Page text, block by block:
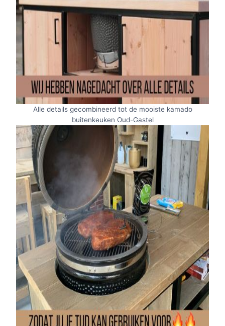
Alle details gecombineerd tot de mooiste kamado
buitenkeuken Oud-Gastel